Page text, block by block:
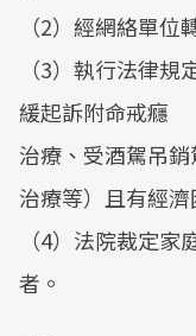
（2）經網絡單位
（3）執行法律
緩起訴附命戒癮
治療、受酒駕吊
治療等）且有經濟
（4）法院裁定
者。